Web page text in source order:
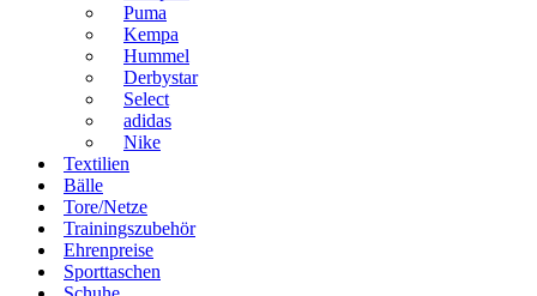
Puma
Kempa
Hummel
Derbystar
Select
adidas
Nike
Textilien
Bälle
Tore/Netze
Trainingszubehör
Ehrenpreise
Sporttaschen